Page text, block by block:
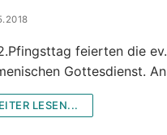
feierten die
Gottesdienst.
LESEN...